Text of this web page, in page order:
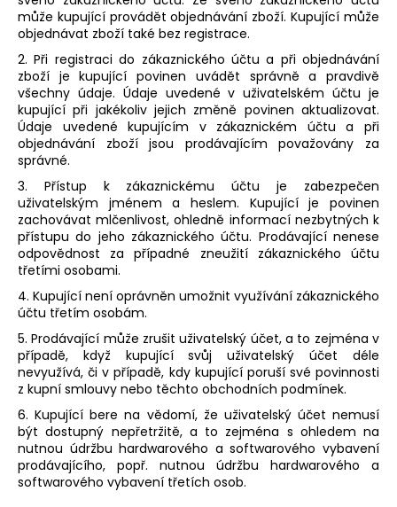
může kupující provádět objednávání zboží. Kupující může
objednávat zboží také bez registrace.
2. Při registraci do zákaznického účtu a při objednávání
zboží je kupující povinen uvádět správně a pravdivě
všechny údaje. Údaje uvedené v uživatelském účtu je
kupující při jakékoliv jejich změně povinen aktualizovat.
Údaje uvedené kupujícím v zákaznickém účtu a při
objednávání zboží jsou prodávajícím považovány za
správné.
3. Přístup k zákaznickému účtu je zabezpečen
uživatelským jménem a heslem. Kupující je povinen
zachovávat mlčenlivost, ohledně informací nezbytných k
přístupu do jeho zákaznického účtu. Prodávající nenese
odpovědnost za případné zneužití zákaznického účtu
třetími osobami.
4. Kupující není oprávněn umožnit využívání zákaznického
účtu třetím osobám.
5. Prodávající může zrušit uživatelský účet, a to zejména v
případě, když kupující svůj uživatelský účet déle
nevyužívá, či v případě, kdy kupující poruší své povinnosti
z kupní smlouvy nebo těchto obchodních podmínek.
6. Kupující bere na vědomí, že uživatelský účet nemusí
být dostupný nepřetržitě, a to zejména s ohledem na
nutnou údržbu hardwarového a softwarového vybavení
prodávajícího, popř. nutnou údržbu hardwarového a
softwarového vybavení třetích osob.